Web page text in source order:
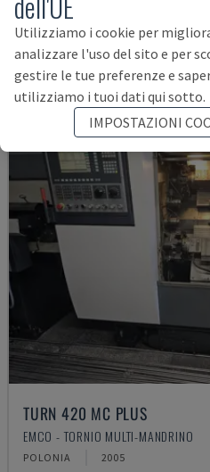
ITALIA
TURN 420 MC PLUS
EMCO - TORNIO MULTI-MANDRINO
POLONIA 2005
Utilizziamo i cookie per
analizzare l'uso del sito e per
gestire le tue preferenze e
utilizziamo i tuoi dati qui sotto.
IMPOSTAZIONI